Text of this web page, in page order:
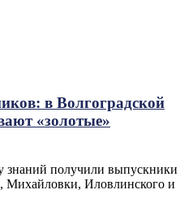
в Волгоградской
«золотые»
получили выпускники
Михайловки, Иловлинского и